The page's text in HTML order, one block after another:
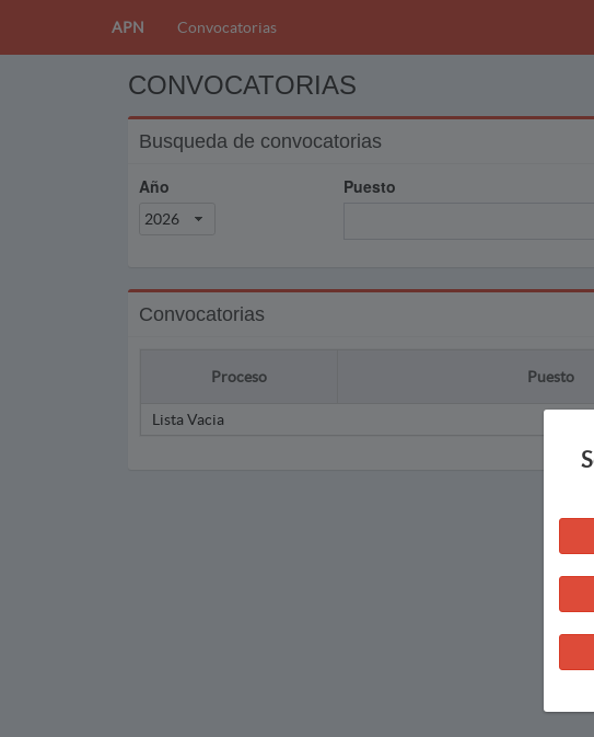
APN Convocatorias
CONVOCATORIAS
Busqueda de convocatorias
Año
2026
Puesto
Convocatorias
Proceso Puesto
Lista Vacia